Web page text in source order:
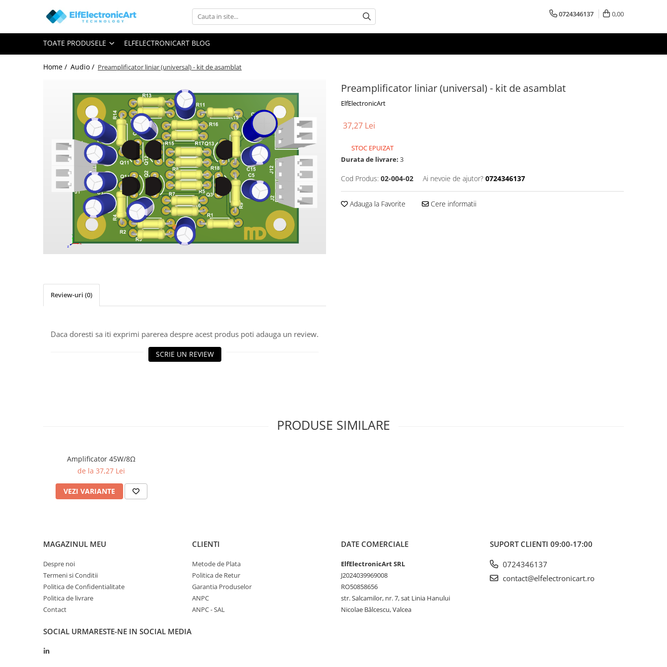
Toate Produsele
Audio
Clesti Ampermetrici
Surse de alimentare
Osciloscoape AXIOMET
Osciloscoape B&K PRECISION
Osciloscoape FLUKE
Osciloscoape OWON
Osciloscoape ROHDE & SCHWARZ
0724346137 0,00
TOATE PRODUSELE ELFELECTRONICART BLOG
Home / Audio / Preamplificator liniar (universal) - kit de asamblat
Preamplificator liniar (universal) - kit de asamblat
ElfElectronicArt
37,27 Lei
STOC EPUIZAT
Durata de livrare: 3
Cod Produs: 02-004-02 Ai nevoie de ajutor? 0724346137
Adauga la Favorite Cere informatii
Review-uri (0)
Daca doresti sa iti exprimi parerea despre acest produs poti adauga un review.
SCRIE UN REVIEW
PRODUSE SIMILARE
Amplificator 45W/8Ω
de la 37,27 Lei
VEZI VARIANTE
MAGAZINUL MEU
Despre noi
Termeni si Conditii
Politica de Confidentialitate
Politica de livrare
Contact
CLIENTI
Metode de Plata
Politica de Retur
Garantia Produselor
ANPC
ANPC - SAL
DATE COMERCIALE
ElfElectronicArt SRL
J2024039969008
RO50858656
str. Salcamilor, nr. 7, sat Linia Hanului
Nicolae Bălcescu, Valcea
SUPORT CLIENTI 09:00-17:00
0724346137
contact@elfelectronicart.ro
SOCIAL URMARESTE-NE IN SOCIAL MEDIA